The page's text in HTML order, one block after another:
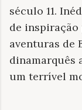
século 11.
de inspiração
aventuras de
dinamarquês
um terrível